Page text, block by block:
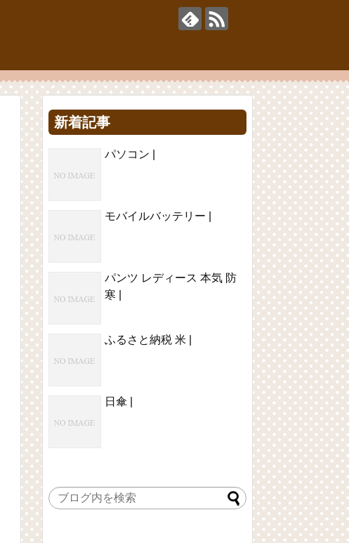
新着記事
パソコン |
モバイルバッテリー |
パンツ レディース 本気 防
寒 |
ふるさと納税 米 |
日傘 |